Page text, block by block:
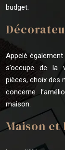
budget.
Appelé
s’occupe de la
pièces, choix des
concerne
maison.
Maison